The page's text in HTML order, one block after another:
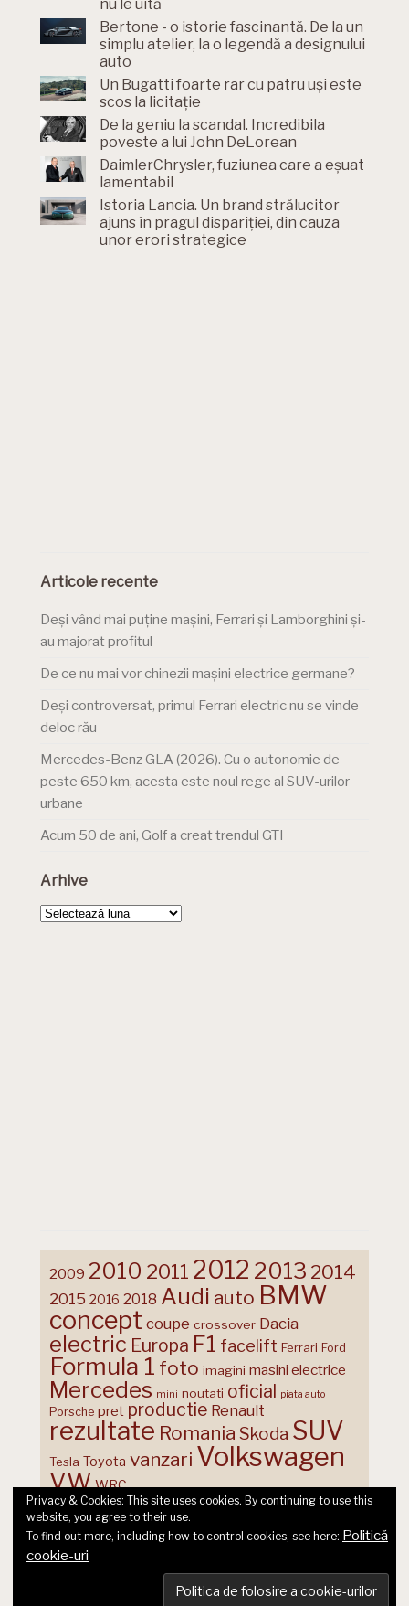
nu le uită
Bertone - o istorie fascinantă. De la un
simplu atelier, la o legendă a designului
auto
Un Bugatti foarte rar cu patru uși este
scos la licitație
De la geniu la scandal. Incredibila
poveste a lui John DeLorean
DaimlerChrysler, fuziunea care a eșuat
lamentabil
Istoria Lancia. Un brand strălucitor
ajuns în pragul dispariției, din cauza
unor erori strategice
Articole recente
Deși vând mai puține mașini, Ferrari și Lamborghini și-
au majorat profitul
De ce nu mai vor chinezii mașini electrice germane?
Deși controversat, primul Ferrari electric nu se vinde
deloc rău
Mercedes-Benz GLA (2026). Cu o autonomie de
peste 650 km, acesta este noul rege al SUV-urilor
urbane
Acum 50 de ani, Golf a creat trendul GTI
Arhive
Arhive
2009 2010 2011 2012 2013 2014
2015 2016 2018 Audi auto BMW
concept coupe crossover Dacia
electric Europa F1 facelift Ferrari Ford
Formula 1 foto imagini masini electrice
Mercedes mini noutati oficial piata auto
Porsche pret productie Renault
rezultate Romania Skoda SUV
Tesla Toyota vanzari Volkswagen
VW WRC
© 2026 Ecart Media SRL | made by Nina Cocea &infin
Privacy & Cookies: This site uses cookies. By continuing to use this
website, you agree to their use.
To find out more, including how to control cookies, see here: Politică
cookie-uri